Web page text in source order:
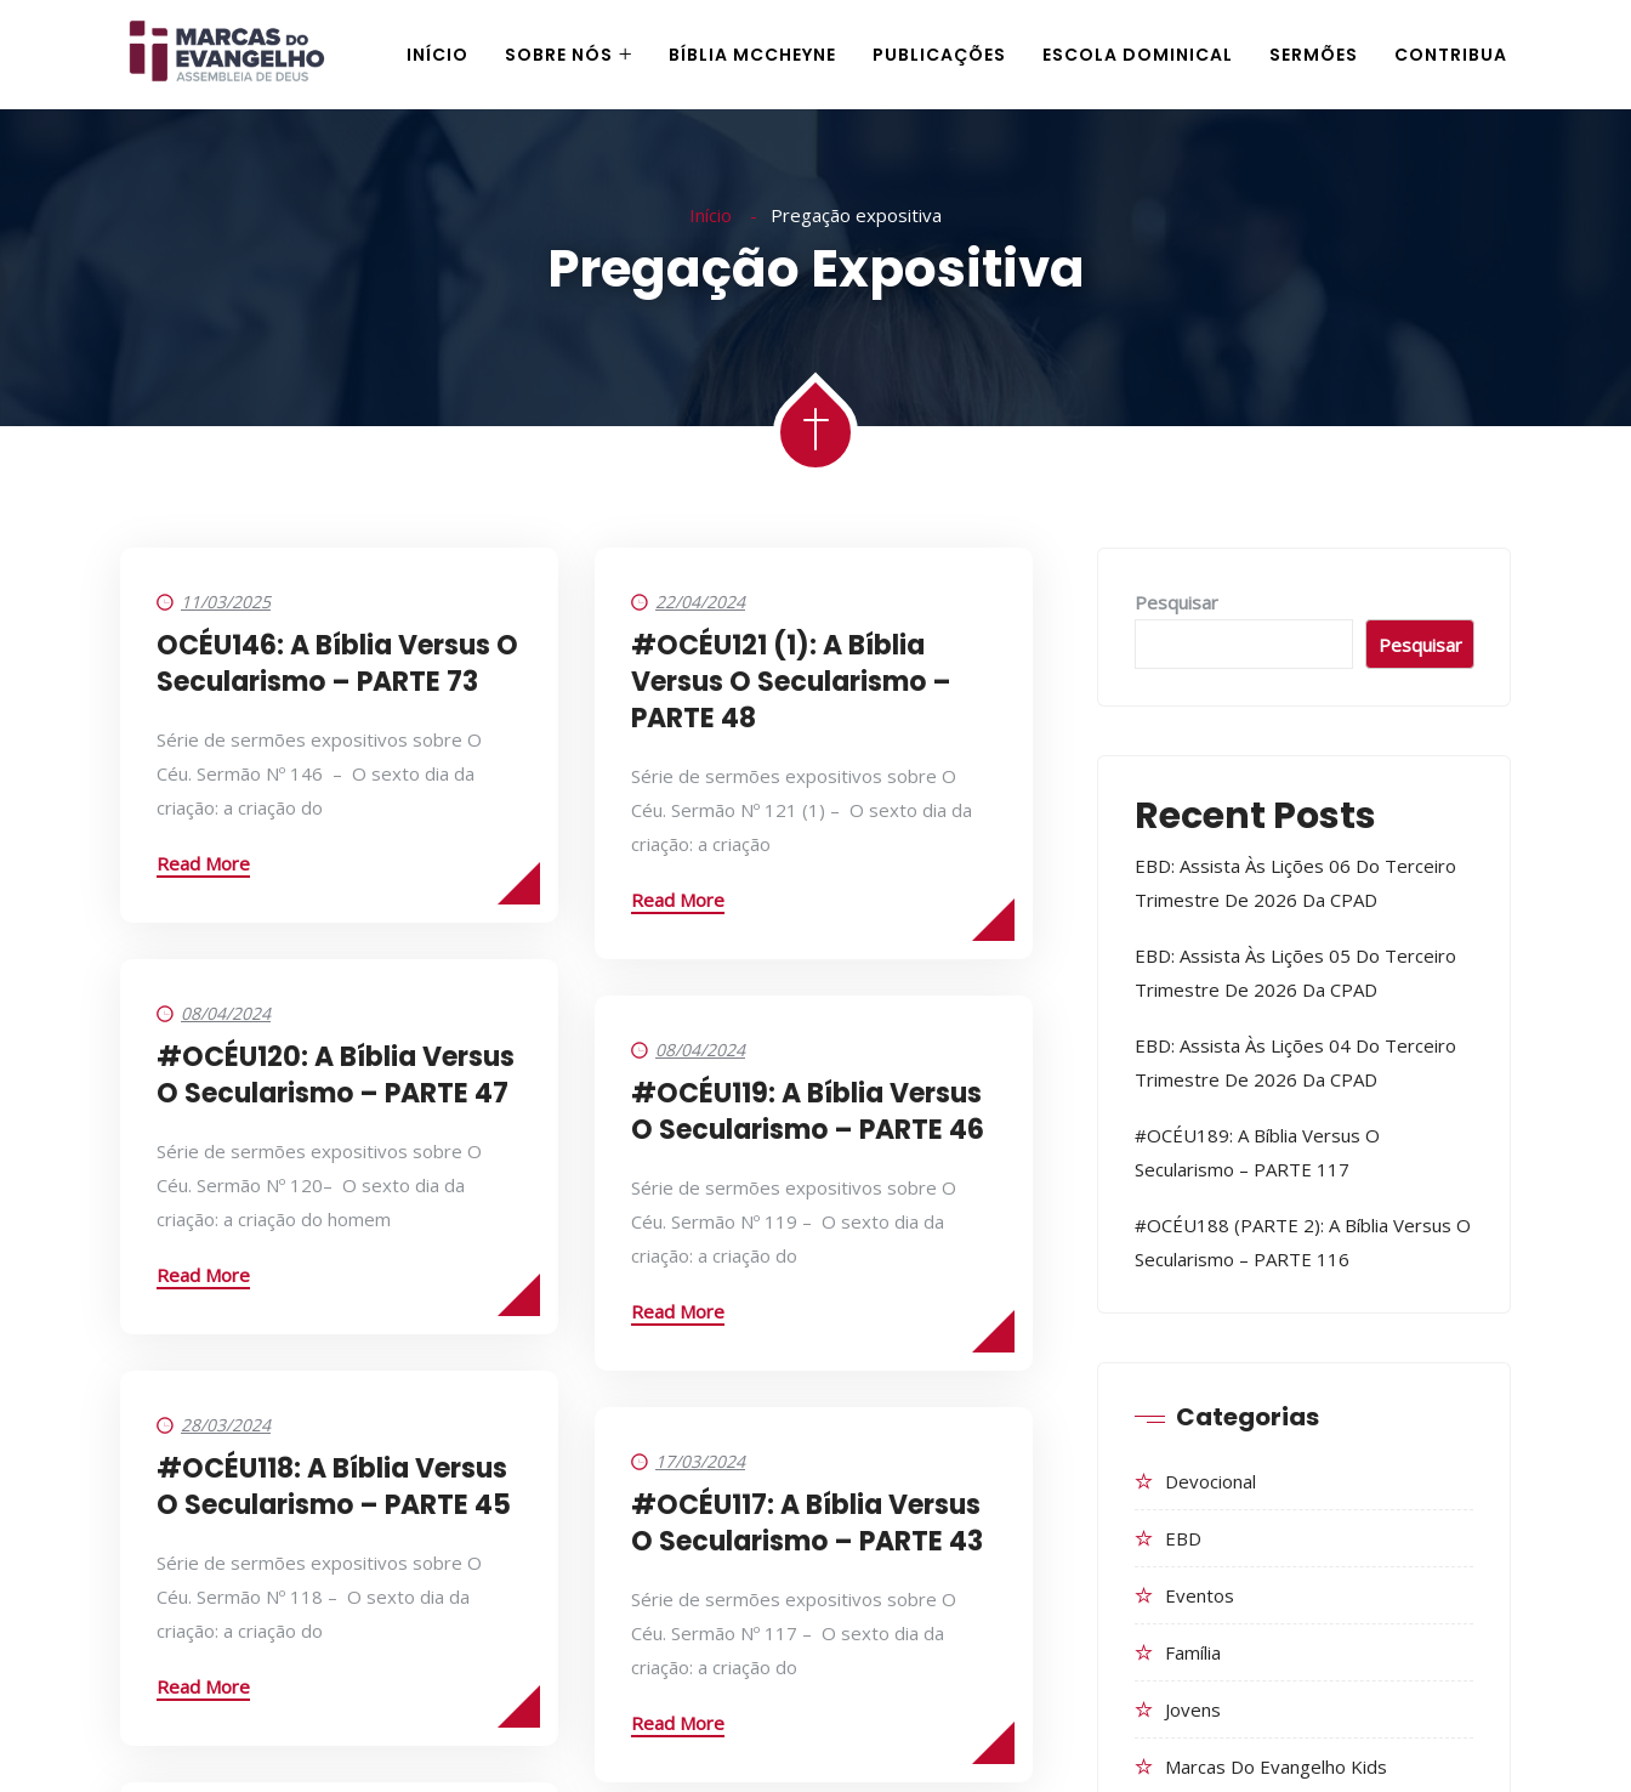
INÍCIO SOBRE NÓS BÍBLIA MCCHEYNE PUBLICAÇÕES ESCOLA DOMINICAL SERMÕES CONTRIBUA
Início Pregação expositiva
Pregação Expositiva
11/03/2025
OCÉU146: A Bíblia Versus O
Secularismo – PARTE 73
Série de sermões expositivos sobre O
Céu. Sermão Nº 146 – O sexto dia da
criação: a criação do
Read More
22/04/2024
#OCÉU121 (1): A Bíblia
Versus O Secularismo –
PARTE 48
Série de sermões expositivos sobre O
Céu. Sermão Nº 121 (1) – O sexto dia da
criação: a criação
Read More
08/04/2024
#OCÉU120: A Bíblia Versus
O Secularismo – PARTE 47
Série de sermões expositivos sobre O
Céu. Sermão Nº 120– O sexto dia da
criação: a criação do homem
Read More
08/04/2024
#OCÉU119: A Bíblia Versus
O Secularismo – PARTE 46
Série de sermões expositivos sobre O
Céu. Sermão Nº 119 – O sexto dia da
criação: a criação do
Read More
28/03/2024
#OCÉU118: A Bíblia Versus
O Secularismo – PARTE 45
Série de sermões expositivos sobre O
Céu. Sermão Nº 118 – O sexto dia da
criação: a criação do
Read More
17/03/2024
#OCÉU117: A Bíblia Versus
O Secularismo – PARTE 43
Série de sermões expositivos sobre O
Céu. Sermão Nº 117 – O sexto dia da
criação: a criação do
Read More
Pesquisar
Pesquisar
Recent Posts
EBD: Assista Às Lições 06 Do Terceiro
Trimestre De 2026 Da CPAD
EBD: Assista Às Lições 05 Do Terceiro
Trimestre De 2026 Da CPAD
EBD: Assista Às Lições 04 Do Terceiro
Trimestre De 2026 Da CPAD
#OCÉU189: A Bíblia Versus O
Secularismo – PARTE 117
#OCÉU188 (PARTE 2): A Bíblia Versus O
Secularismo – PARTE 116
Categorias
Devocional
EBD
Eventos
Família
Jovens
Marcas Do Evangelho Kids